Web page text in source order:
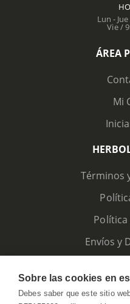
Lun -
Vie /
ÁREA
Mi
Términos
Envíos y
Sobre las cookies en
Debes saber que este sitio